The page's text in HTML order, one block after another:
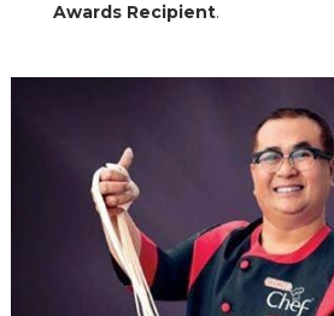
Awards Recipient.